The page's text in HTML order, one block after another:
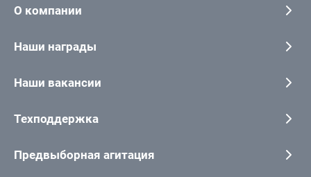
О компании
Наши награды
Наши вакансии
Техподдержка
Предвыборная агитация